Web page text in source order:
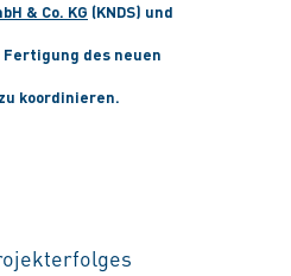
& Co. KG (KNDS) und
des neuen
koordinieren.